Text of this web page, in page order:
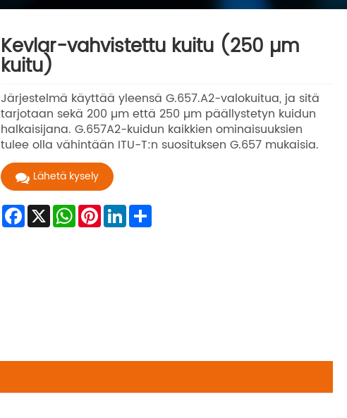
Kevlar-vahvistettu kuitu (250 µm
kuitu)
Järjestelmä käyttää yleensä G.657.A2-valokuitua, ja sitä
tarjotaan sekä 200 µm että 250 µm päällystetyn kuidun
halkaisijana. G.657A2-kuidun kaikkien ominaisuuksien
tulee olla vähintään ITU-T:n suosituksen G.657 mukaisia.
Lähetä kysely
Facebook
X WhatsApp
Pinterest
LinkedInShare